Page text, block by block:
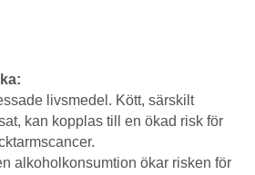
livsmedel. Kött, särskilt
kan kopplas till en ökad risk för
alkoholkonsumtion ökar risken för